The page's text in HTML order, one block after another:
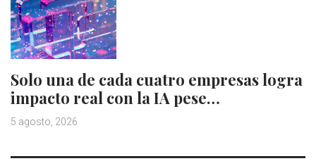
Solo una de cada cuatro empresas logra
impacto real con la IA pese…
5 agosto, 2026